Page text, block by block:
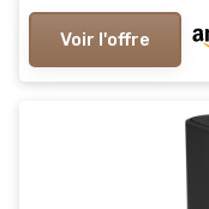
Voir l'offre